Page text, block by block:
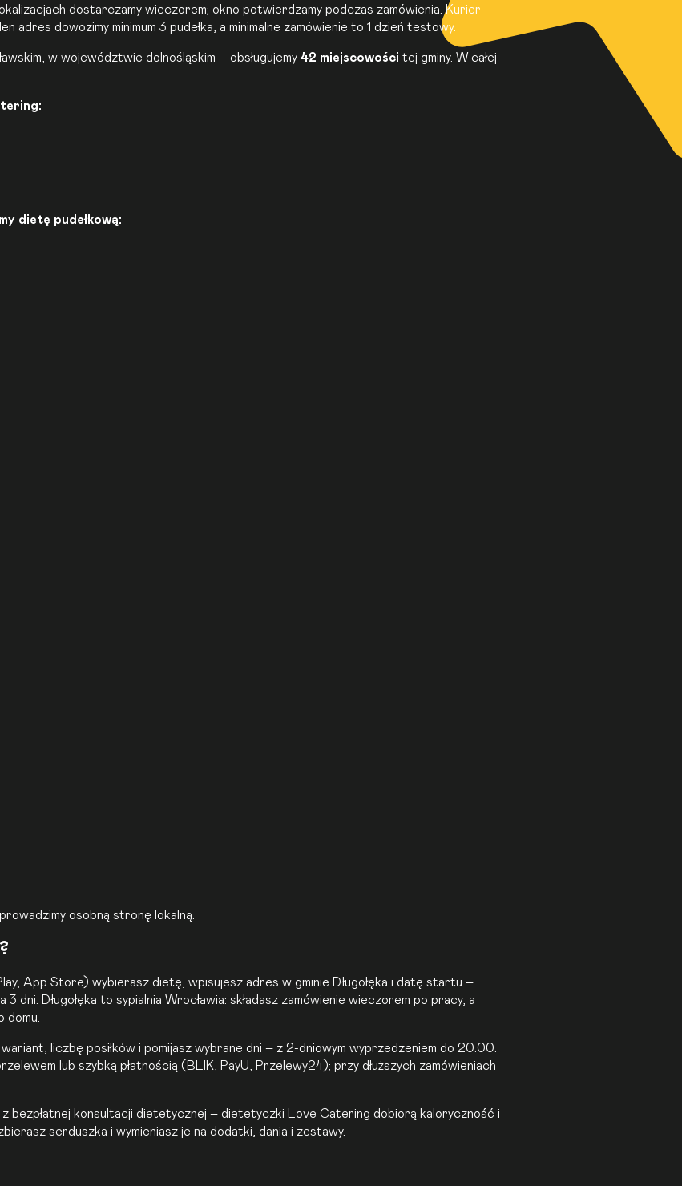
dostarczamy wieczorem; okno potwierdzamy podczas zamówienia. Kurier
dowozimy minimum 3 pudełka, a minimalne zamówienie to 1 dzień testowy.
w województwie dolnośląskim – obsługujemy 42 miejscowości tej gminy. W całej
dietę pudełkową:
osobną stronę lokalną.
App Store) wybierasz dietę, wpisujesz adres w gminie Długołęka i datę startu –
Długołęka to sypialnia Wrocławia: składasz zamówienie wieczorem po pracy, a
domu.
liczbę posiłków i pomijasz wybrane dni – z 2-dniowym wyprzedzeniem do 20:00.
lub szybką płatnością (BLIK, PayU, Przelewy24); przy dłuższych zamówieniach
z bezpłatnej konsultacji dietetycznej – dietetyczki Love Catering dobiorą kaloryczność i
serduszka i wymieniasz je na dodatki, dania i zestawy.